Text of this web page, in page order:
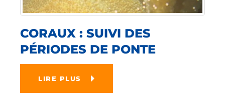
CORAUX : SUIVI DES
PÉRIODES DE PONTE
LIRE PLUS